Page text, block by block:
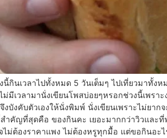
กินเวลาไปทั้งหมด 5 วันเต็มๆ ไปเที่ยวมาทั้ง
ม่มีเวลามานั่งเขียนโพสบ่อยๆหรอกช่วงนี้เพรา
บังคับตัวเองให้นั่งพิมพ์ นั่งเขียนเพราะไม่ยา
ำคัญที่สุดคือ ของกินคะ เยอะมากกว่าวิวและ
ม่ต้องราคาแพง ไม่ต้องหรูทุกมื้อ แต่ขอกินอะ